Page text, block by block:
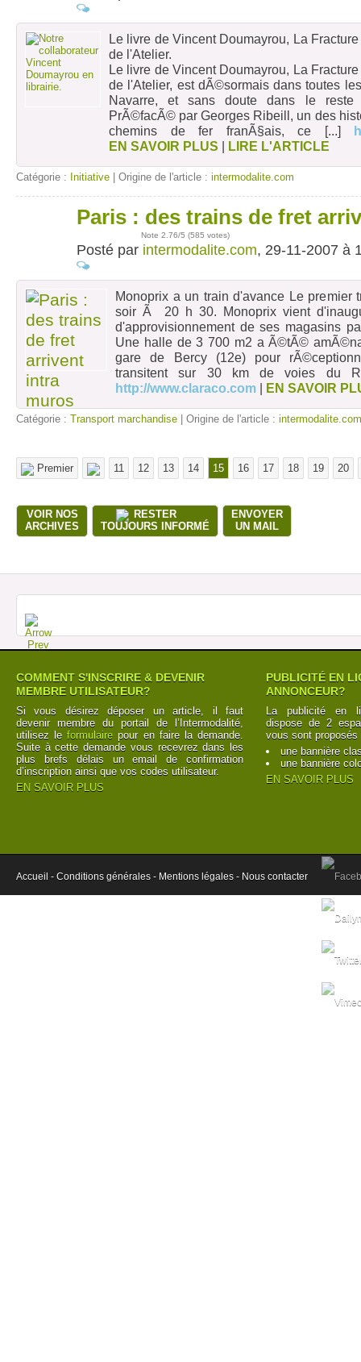
Le livre de Vincent Doumayrou, La
de l'Atelier.
Le livre de Vincent Doumayrou, La
de l'Atelier, est dÃ©sormais dans toutes
Navarre, et sans doute dans le reste
PrÃ©facÃ© par Georges Ribeill, un des
chemins de fer franÃ§ais, ce [...]
EN SAVOIR PLUS | LIRE L'ARTICLE
Catégorie : Initiative | Origine de l'article : intermodalite.com
Paris : des trains de fret
Note 2.76/5 (585 votes)
Posté par intermodalite.com, 29-11-2007 à
Monoprix a un train d'avance Le premier
soir Ã 20 h 30. Monoprix vient
d'approvisionnement de ses magasins
Une halle de 3 700 m2 a Ã©tÃ©
gare de Bercy (12e) pour
transitent sur 30 km de voies du
http://www.claraco.com | EN SAVOIR
Catégorie : Transport marchandise | Origine de l'article : intermodalite.com
Premier 11 12 13 14 15 16 17 18 19 20
VOIR NOS
ARCHIVES
RESTER
TOUJOURS INFORMÉ
ENVOYER
UN MAIL
COMMENT S'INSCRIRE & DEVENIR
MEMBRE UTILISATEUR?
Si vous désirez déposer un article, il faut
devenir membre du portail de l’Intermodalité,
utilisez leformulaire pour en faire la demande.
Suite à cette demande vous recevrez dans les
plus brefs délais un email de confirmation
d’inscription ainsi que vos codes utilisateur.
EN SAVOIR PLUS
PUBLICITÉ EN
ANNONCEUR?
La publicité en
dispose de 2
vous sont proposés
une bannière
une bannière
EN SAVOIR PLUS
Accueil - Conditions générales - Mentions légales - Nous contacter